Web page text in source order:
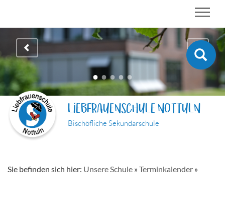
LIEBFRAUENSCHULE NOTTULN
Bischöfliche Sekundarschule
Sie befinden sich hier: Unsere Schule »Terminkalender »